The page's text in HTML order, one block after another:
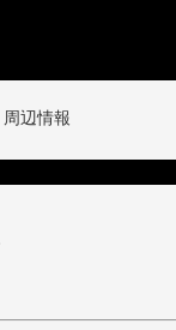
周辺情報